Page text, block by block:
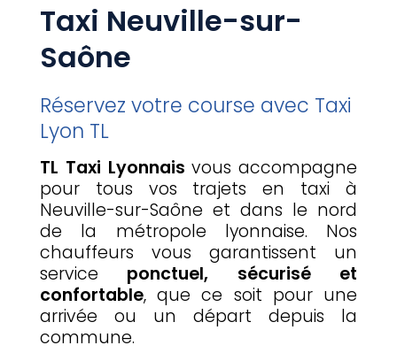
Taxi Neuville-sur-
Saône
Réservez votre course avec Taxi
Lyon TL
TL Taxi Lyonnais vous accompagne
pour tous vos trajets en taxi à
Neuville-sur-Saône et dans le nord
de la métropole lyonnaise. Nos
chauffeurs vous garantissent un
service ponctuel, sécurisé et
confortable, que ce soit pour une
arrivée ou un départ depuis la
commune.